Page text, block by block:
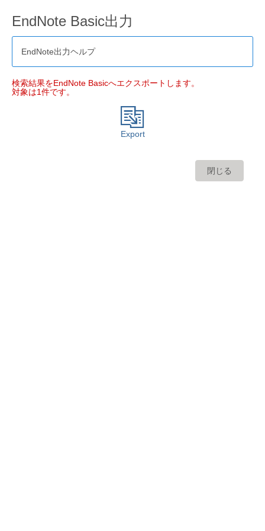
EndNote Basic出力
EndNote出力ヘルプ
検索結果をEndNote Basicへエクスポートします。
対象は1件です。
Export